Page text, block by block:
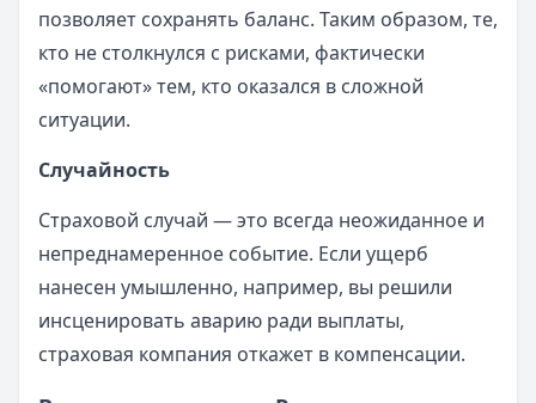
позволяет сохранять баланс. Таким образом, те,
кто не столкнулся с рисками, фактически
«помогают» тем, кто оказался в сложной
ситуации.
Случайность
Страховой случай — это всегда неожиданное и
непреднамеренное событие. Если ущерб
нанесен умышленно, например, вы решили
инсценировать аварию ради выплаты,
страховая компания откажет в компенсации.